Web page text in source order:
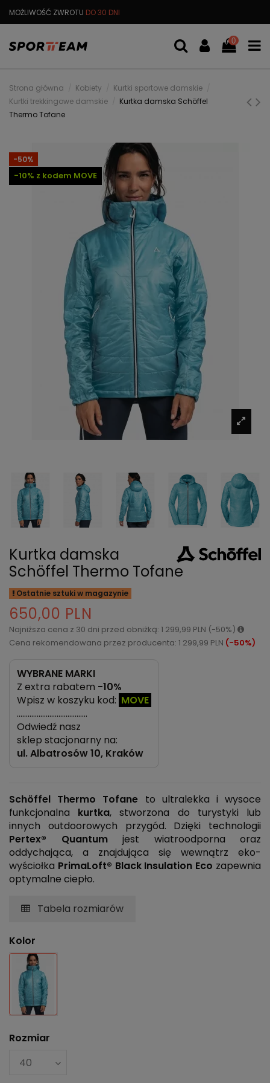
MOŻLIWOŚĆ ZWROTU DO 30 DNI
0
Strona główna Kobiety
Kurtki sportowe damskie
Kurtki trekkingowe damskie
Kurtka damska Schöffel
Thermo Tofane
-50%
-10% z kodem MOVE
Kurtka damska
Schöffel Thermo Tofane
Ostatnie sztuki w magazynie
650,00 PLN
Najniższa cena z 30 dni przed obniżką: 1 299,99 PLN (-50%)
Cena rekomendowana przez producenta: 1 299,99 PLN (-50%)
WYBRANE MARKI
Z extra rabatem -10%
Wpisz w koszyku kod: MOVE
…………………………………
Odwiedź nasz
sklep stacjonarny na:
ul.Albatrosów 10, Kraków
Schöffel Thermo Tofane to ultralekka i wysoce
funkcjonalna kurtka, stworzona do turystyki lub
innych outdoorowych przygód. Dzięki technologii
Pertex® Quantumjest wiatroodporna oraz
oddychająca, a znajdująca się wewnątrz eko-
wyściołka PrimaLoft® Black Insulation Eco zapewnia
optymalne ciepło.
Tabela rozmiarów
Kolor
Niebieski
Rozmiar